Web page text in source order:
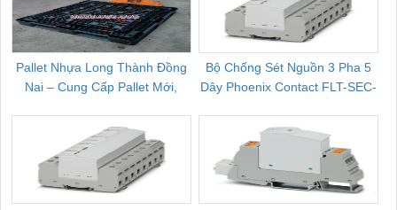
Pallet Nhựa Long Thành Đồng
Nai – Cung Cấp Pallet Mới,
Bộ Chống Sét Nguồn 3 Pha 5
Dây Phoenix Contact FLT-SEC-